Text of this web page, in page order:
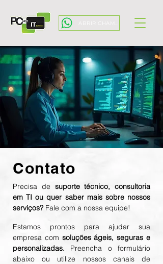
Contato
Precisa de suporte técnico, consultoria
em TI ou quer saber mais sobre nossos
serviços?Fale com a nossa equipe!
Estamos prontos para ajudar sua
empresa com soluções ágeis, seguras e
personalizadas. Preencha o formulário
abaixo ou utilize nossos canais de